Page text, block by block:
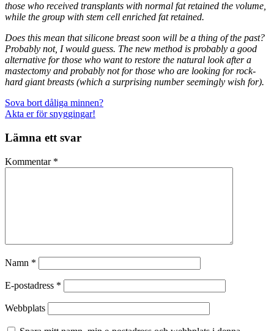
those who received transplants with normal fat retained the volume,
while the group with stem cell enriched fat retained.
Does this mean that silicone breast soon will be a thing of the past?
Probably not, I would guess. The new method is probably a good
alternative for those who want to restore the natural look after a
mastectomy and probably not for those who are looking for rock-
hard giant breasts (which a surprising number seemingly wish for).
Sova bort dåliga minnen?
Akta er för snyggingar!
Lämna ett svar
Kommentar *
Namn *
E-postadress *
Webbplats